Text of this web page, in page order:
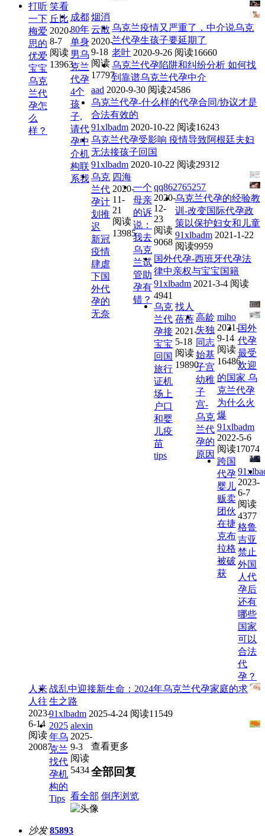
打听
一下
梅爱
思的
优爱
宝宝
乌克
兰代
孕怎
么
样？
笑看
丘比
2020-
8-7
阅读
13963
成都
80年
单身
男乌
克兰
代孕
4个
孩
子,
请代
孕中
介机
构联
系我
烟消
云散
2020-
9-18
阅读
17797
乌克兰疫情又严重了，中介说乌克
兰代孕生孩子要延期了
老叶 2020-9-26 阅读16660
乌克兰代孕陷阱和纠纷分析 如何找
到靠谱乌克兰代孕中介
aad 2020-9-30 阅读24586
乌克兰代孕-什么样的代孕合同/协议才是
合法有效的
91xlbadm 2020-10-22 阅读16243
乌克兰代孕受影响 疫情导致阿根廷夫妇
无法接孩子回国
91xlbadm 2020-10-22 阅读29312
乌克
兰代
孕计
划推
迟
新冠
疫情
肆虐
下国
外代
孕的
无奈
四海
2020-
11-
21
阅读
13985
一个
母亲
的诉
说：
我去
乌克
兰试
管助
孕有
错？
qq862765257
2020-
12-
23
阅读
9068
乌克兰代孕的经验教
训-改变国际代孕政
策以保护妇女和儿童
91xlbadm 2021-1-22
阅读9959
国外代孕-西班牙代孕法
律中亲权与宝宝国籍
91xlbadm 2021-3-4 阅读
4941
乌克
兰代
孕接
宝宝
回国
旅行
证机
场上
户口
和婴
儿疫
苗
tips
找人
蓓蓓
2021-
5-18
阅读
19890
高龄
失独
同志
始基
子宫
幼稚
子
宫-
乌克
兰代
孕的
原因
miho
2021-
9-14
阅读
16486
国外
代孕
最受
欢迎
的国家 乌
克兰代孕
为什么火
爆
91xlbadm
2022-5-6
阅读17074
跨国
代孕
婴儿
贩卖
团伙
在捷
克布
拉格
被破
获
2023-
6-7
阅读
4377
格鲁
吉亚
禁止
外国
人代
孕后
还有
哪些
国家
可以
合法
代
孕？
人来
人往
2023-
6-14
阅读
20087
战乱中迎接新生命：2024年乌克兰代孕家庭的求
生之路
91xlbadm 2025-4-24 阅读11549
2025
年乌
克兰
找代
孕机
构的
Tips
alexin
2025-
9-3
阅读
5434
查看更多
全部回复
看全部 倒序浏览
沙发 85893